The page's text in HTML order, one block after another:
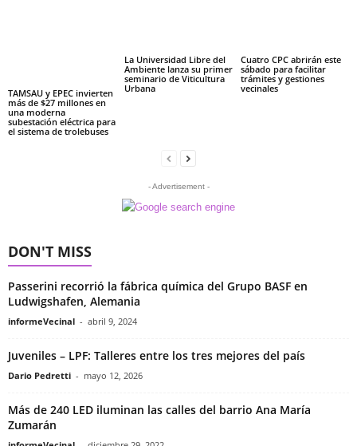
TAMSAU y EPEC invierten
más de $27 millones en
una moderna
subestación eléctrica para
el sistema de trolebuses
La Universidad Libre del
Ambiente lanza su primer
seminario de Viticultura
Urbana
Cuatro CPC abrirán este
sábado para facilitar
trámites y gestiones
vecinales
- Advertisement -
DON'T MISS
Passerini recorrió la fábrica química del Grupo BASF en
Ludwigshafen, Alemania
informeVecinal - abril 9, 2024
Juveniles – LPF: Talleres entre los tres mejores del país
Dario Pedretti - mayo 12, 2026
Más de 240 LED iluminan las calles del barrio Ana María
Zumarán